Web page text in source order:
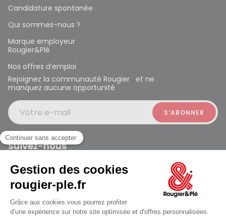
Ferme à 19:30
Candidature spontanée
Qui sommes-nous ?
Marque employeur
Rougier&Plé
Nos offres d’emploi
Rejoignez la communauté Rougier et ne
manquez aucune opportunité
Votre e-mail
Suivez-nous
Rougier et Plé 2024 Copyright